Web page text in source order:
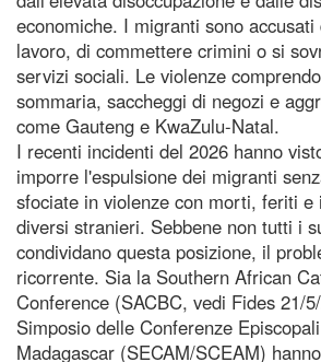
economiche. I migranti sono
lavoro, di commettere crimini o si
servizi sociali. Le violenze
sommaria, saccheggi di negozi e
come Gauteng e KwaZulu-Natal.
I recenti incidenti del 2026 hanno
imporre l'espulsione dei migranti
sfociate in violenze con morti, feriti e
diversi stranieri. Sebbene non tutti i
condividano questa posizione, il
ricorrente. Sia la Southern African
Conference (SACBC, vedi Fides 21/
Simposio delle Conferenze
Madagascar (SECAM/SCEAM)